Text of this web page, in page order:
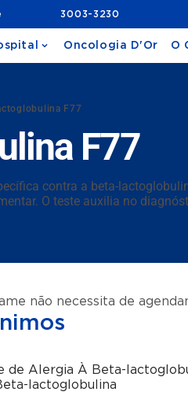
3003-3230
Oncologia D'Or O
F77
F77
contra a beta-
O teste auxilia no
não necessita de
de Alergia À Beta-
lactoglobulina